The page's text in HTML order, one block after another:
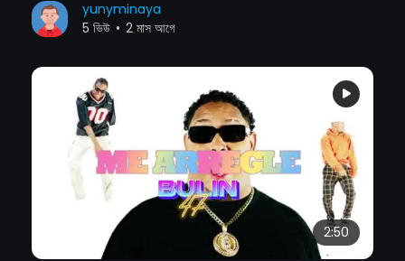
yunyminaya
5 ভিউ • 2 মাস আগে
2:50